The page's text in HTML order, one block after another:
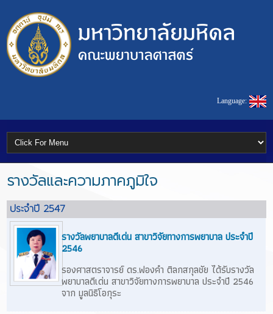
Language:
รางวัลและความภาคภูมิใจ
ประจำปี 2547
รางวัลพยาบาลดีเด่น สาขาวิจัยทางการพยาบาล ประจำปี
2546
รองศาสตราจารย์ ดร.ฟองคำ ติลกสกุลชัย ได้รับรางวัล
พยาบาลดีเด่น สาขาวิจัยทางการพยาบาล ประจำปี 2546
จาก มูลนิธิโอกุระ